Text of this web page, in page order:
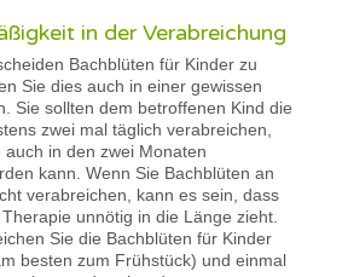
in der Verabreichung
Bachblüten für Kinder zu
Sie dies auch in einer gewissen
Sie sollten dem betroffenen Kind die
zwei mal täglich verabreichen,
in den zwei Monaten
kann. Wenn Sie Bachblüten an
verabreichen, kann es sein, dass
unnötig in die Länge zieht.
Sie die Bachblüten für Kinder
besten zum Frühstück) und einmal